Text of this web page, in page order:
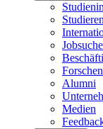
Alumni
Medien